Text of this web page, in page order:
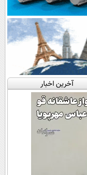
آخرین اخبار